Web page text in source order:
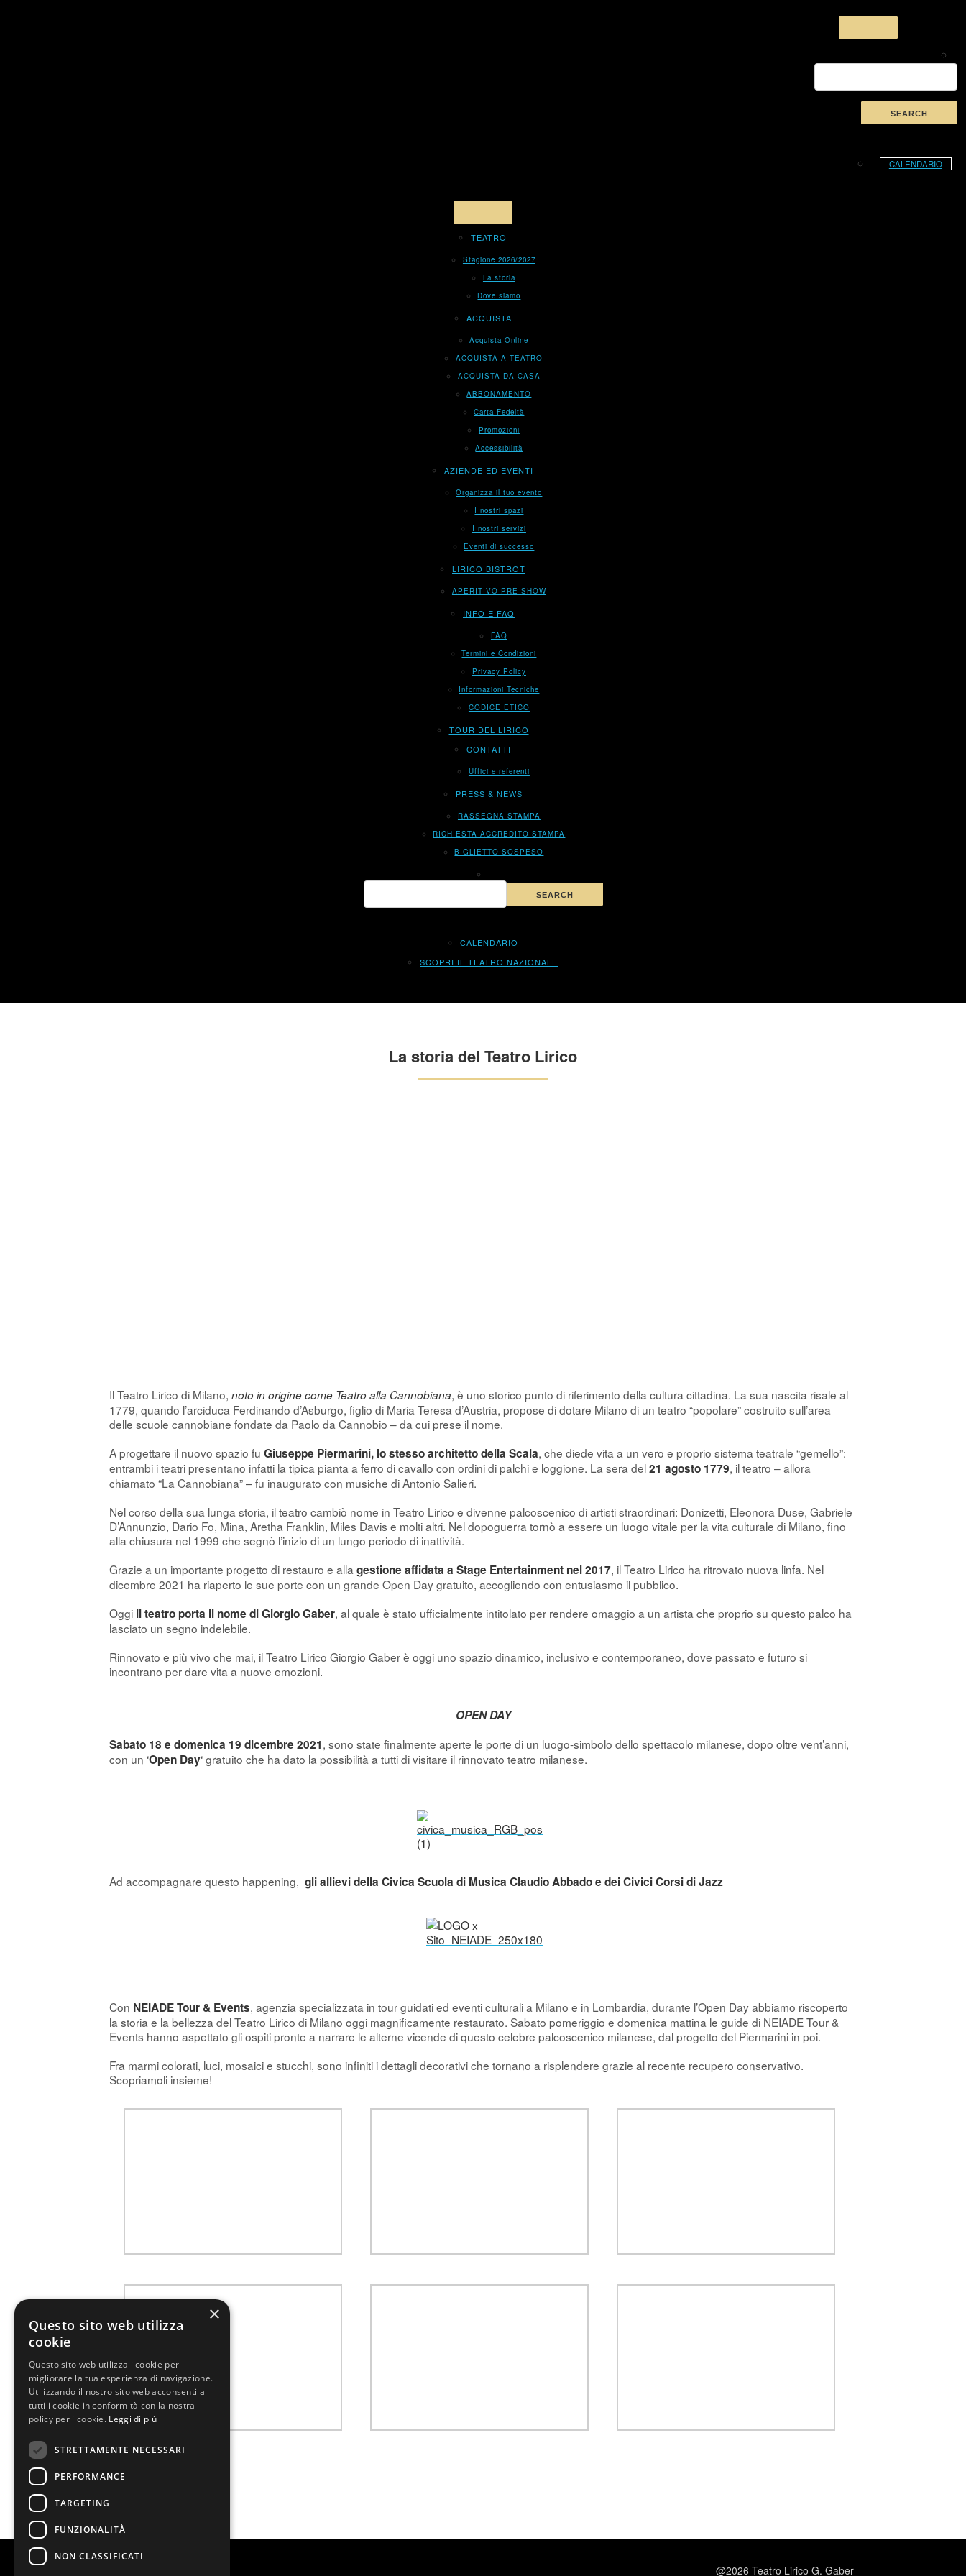
CALENDARIO
TEATRO
Stagione 2026/2027
La storia
Dove siamo
ACQUISTA
Acquista Online
ACQUISTA A TEATRO
ACQUISTA DA CASA
ABBONAMENTO
Carta Fedeltà
Promozioni
Accessibilità
AZIENDE ED EVENTI
Organizza il tuo evento
I nostri spazi
I nostri servizi
Eventi di successo
LIRICO BISTROT
APERITIVO PRE-SHOW
INFO E FAQ
FAQ
Termini e Condizioni
Privacy Policy
Informazioni Tecniche
CODICE ETICO
TOUR DEL LIRICO
CONTATTI
Uffici e referenti
PRESS & NEWS
RASSEGNA STAMPA
RICHIESTA ACCREDITO STAMPA
BIGLIETTO SOSPESO
CALENDARIO
SCOPRI IL TEATRO NAZIONALE
La storia del Teatro Lirico
Il Teatro Lirico di Milano, noto in origine come Teatro alla Cannobiana, è uno storico punto di riferimento della cultura cittadina. La sua nascita risale al
1779, quando l’arciduca Ferdinando d’Asburgo, figlio di Maria Teresa d’Austria, propose di dotare Milano di un teatro “popolare” costruito sull’area
delle scuole cannobiane fondate da Paolo da Cannobio – da cui prese il nome.
A progettare il nuovo spazio fu Giuseppe Piermarini, lo stesso architetto della Scala, che diede vita a un vero e proprio sistema teatrale “gemello”:
entrambi i teatri presentano infatti la tipica pianta a ferro di cavallo con ordini di palchi e loggione. La sera del21 agosto 1779, il teatro – allora
chiamato “La Cannobiana” – fu inaugurato con musiche di Antonio Salieri.
Nel corso della sua lunga storia, il teatro cambiò nome in Teatro Lirico e divenne palcoscenico di artisti straordinari: Donizetti, Eleonora Duse, Gabriele
D’Annunzio, Dario Fo, Mina, Aretha Franklin, Miles Davis e molti altri. Nel dopoguerra tornò a essere un luogo vitale per la vita culturale di Milano, fino
alla chiusura nel 1999 che segnò l’inizio di un lungo periodo di inattività.
Grazie a un importante progetto di restauro e alla gestione affidata a Stage Entertainment nel 2017, il Teatro Lirico ha ritrovato nuova linfa. Nel
dicembre 2021 ha riaperto le sue porte con un grande Open Day gratuito, accogliendo con entusiasmo il pubblico.
Oggi il teatro porta il nome di Giorgio Gaber, al quale è stato ufficialmente intitolato per rendere omaggio a un artista che proprio su questo palco ha
lasciato un segno indelebile.
Rinnovato e più vivo che mai, il Teatro Lirico Giorgio Gaber è oggi uno spazio dinamico, inclusivo e contemporaneo, dove passato e futuro si
incontrano per dare vita a nuove emozioni.
OPEN DAY
Sabato 18 e domenica 19 dicembre 2021, sono state finalmente aperte le porte di un luogo-simbolo dello spettacolo milanese, dopo oltre vent’anni,
con un ‘Open Day‘ gratuito che ha dato la possibilità a tutti di visitare il rinnovato teatro milanese.
Ad accompagnare questo happening, gli allievi della Civica Scuola di Musica Claudio Abbado e dei Civici Corsi di Jazz
Con NEIADE Tour & Events, agenzia specializzata in tour guidati ed eventi culturali a Milano e in Lombardia, durante l’Open Day abbiamo riscoperto
la storia e la bellezza del Teatro Lirico di Milano oggi magnificamente restaurato. Sabato pomeriggio e domenica mattina le guide di NEIADE Tour &
Events hanno aspettato gli ospiti pronte a narrare le alterne vicende di questo celebre palcoscenico milanese, dal progetto del Piermarini in poi.
Fra marmi colorati, luci, mosaici e stucchi, sono infiniti i dettagli decorativi che tornano a risplendere grazie al recente recupero conservativo.
Scopriamoli insieme!
@2026 Teatro Lirico G. Gaber
×
Questo sito web utilizza
cookie
Questo sito web utilizza i cookie per
migliorare la tua esperienza di navigazione.
Utilizzando il nostro sito web acconsenti a
tutti i cookie in conformità con la nostra
policy per i cookie. Leggi di più
STRETTAMENTE NECESSARI
PERFORMANCE
TARGETING
FUNZIONALITÀ
NON CLASSIFICATI